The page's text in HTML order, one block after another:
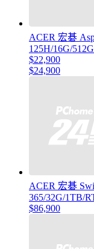
ACER 宏碁
125H/16G/
$22,900
$24,900
ACER 宏碁
365/32G/1TB/
$86,900